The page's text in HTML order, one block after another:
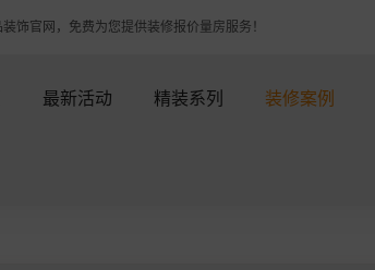
饰官网，免费为您提供装修报价量房服务！
最新活动 精装系列 装修案例